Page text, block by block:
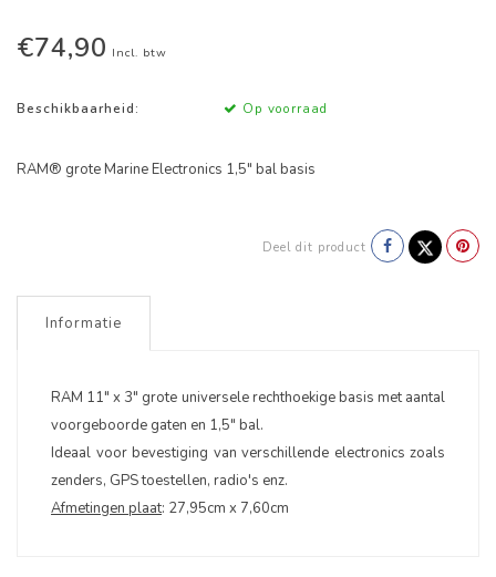
€74,90 Incl. btw
Beschikbaarheid: Op voorraad
RAM® grote Marine Electronics 1,5" bal basis
Deel dit product
Informatie
RAM 11" x 3" grote universele rechthoekige basis met aantal
voorgeboorde gaten en 1,5" bal.
Ideaal voor bevestiging van verschillende electronics zoals
zenders, GPS toestellen, radio's enz.
Afmetingen plaat: 27,95cm x 7,60cm